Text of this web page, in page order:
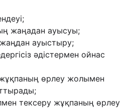
жаңадан ауысуы;
ауыстыру;
əдістермен ойнас
жұқпаның өрлеу жолымен
тексеру жұқпаның өрлеу